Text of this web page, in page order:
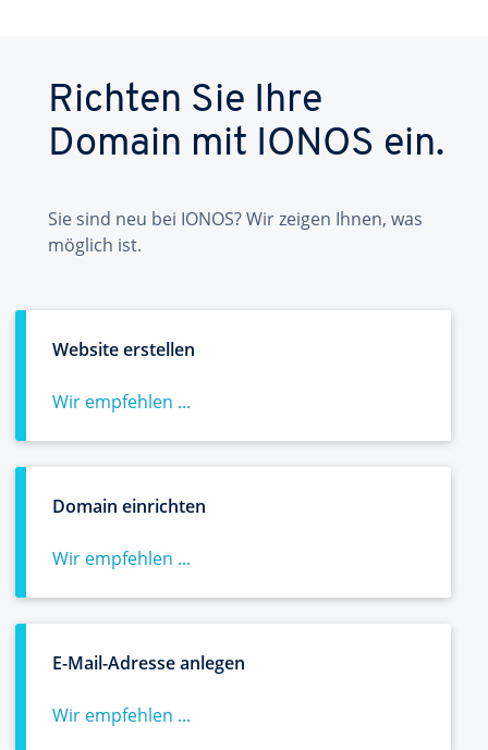
Richten Sie Ihre
Domain mit IONOS ein.
Sie sind neu bei IONOS? Wir zeigen Ihnen, was
möglich ist.
Website erstellen
Wir empfehlen ...
Domain einrichten
Wir empfehlen ...
E-Mail-Adresse anlegen
Wir empfehlen ...